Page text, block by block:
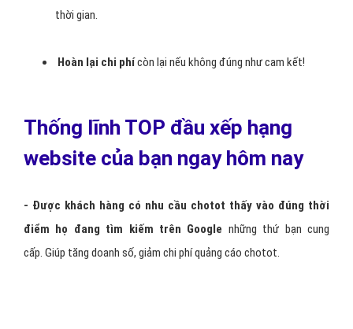
thời gian.
Hoàn lại chi phícòn lại nếu không đúng như cam kết!
Thống lĩnh TOP đầu xếp hạng
website của bạn ngay hôm nay
- Được khách hàng có nhu cầu chotot thấy vào đúng thời
điểm họ đang tìm kiếm trên Google những thứ bạn cung
cấp. Giúp tăng doanh số, giảm chi phí quảng cáo chotot.